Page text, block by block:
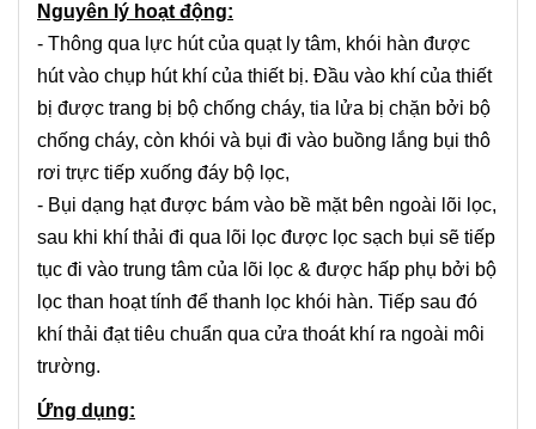
Nguyên lý hoạt động:
- Thông qua lực hút của quạt ly tâm, khói hàn được
hút vào chụp hút khí của thiết bị. Đầu vào khí của thiết
bị được trang bị bộ chống cháy, tia lửa bị chặn bởi bộ
chống cháy, còn khói và bụi đi vào buồng lắng bụi thô
rơi trực tiếp xuống đáy bộ lọc,
- Bụi dạng hạt được bám vào bề mặt bên ngoài lõi lọc,
sau khi khí thải đi qua lõi lọc được lọc sạch bụi sẽ tiếp
tục đi vào trung tâm của lõi lọc & được hấp phụ bởi bộ
lọc than hoạt tính để thanh lọc khói hàn. Tiếp sau đó
khí thải đạt tiêu chuẩn qua cửa thoát khí ra ngoài môi
trường.
Ứng dụng: